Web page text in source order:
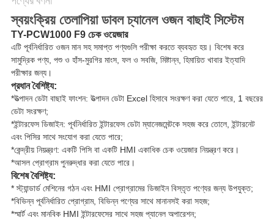
নীতি
স্বয়ংক্রিয় তেলাপিয়া ডাবল চ্যানেল ওজন বাছাই সিস্টেম
TY-PCW1000 F9 চেক ওয়েজার
এটি পূর্বনির্ধারিত ওজন মান সহ সমাপ্ত পণ্যগুলি পরীক্ষা করতে ব্যবহৃত হয়। বিশেষ করে
সামুদ্রিক পণ্য, পশু ও হাঁস-মুরগির মাংস, ফল ও সবজি, মিষ্টান্ন, হিমায়িত খাবার ইত্যাদি
পরীক্ষার জন্য।
প্রধান বৈশিষ্ট্য:
*উত্পাদন ডেটা বাছাই ফাংশন: উত্পাদন ডেটা Excel হিসাবে সংরক্ষণ করা যেতে পারে, 1 বছরের
ডেটা সংরক্ষণ;
*ইন্টারফেস ডিজাইন: পূর্বনির্ধারিত ইন্টারফেস ডেটা ম্যানেজমেন্টকে সহজ করে তোলে, ইন্টারনেট
এবং পিসির সাথে সংযোগ করা যেতে পারে;
*কেন্দ্রীয় নিয়ন্ত্রণ: একটি পিসি বা একটি HMI একাধিক চেক ওয়েজার নিয়ন্ত্রণ করে।
*আসল প্রোগ্রাম পুনরুদ্ধার করা যেতে পারে।
বিশেষ বৈশিষ্ট্য:
* স্ট্যান্ডার্ড মেশিনের গঠন এবং HMI প্রোগ্রামের ডিজাইন বিস্তৃত পণ্যের জন্য উপযুক্ত;
*বিভিন্ন পূর্বনির্ধারিত প্রোগ্রাম, বিভিন্ন পণ্যের সাথে মানানসই করা সহজ;
*স্মার্ট এবং মানবিক HMI ইন্টারফেসের সাথে সহজ প্যানেল অপারেশন;